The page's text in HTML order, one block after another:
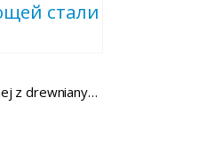
Czajnik do wody ze stali nierdzewnej z drewnianym uchwytem CW-T029-E